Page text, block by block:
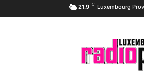
21.9 C Luxembourg